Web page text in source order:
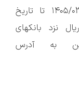
متقاضیان میتوانند از تاریخ ۱۴۰۵/۰3/11 تا تاریخ
03/17 مبلغ 5،000،000،000 ریال نزد بانکهای
به آدرس